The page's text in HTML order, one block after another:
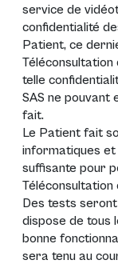
service de
confidentialité
Patient, ce
telle
SAS ne pouvant
fait.
Le Patient fait
informatiques et
suffisante pour
Des tests
dispose de tous
bonne
sera tenu au